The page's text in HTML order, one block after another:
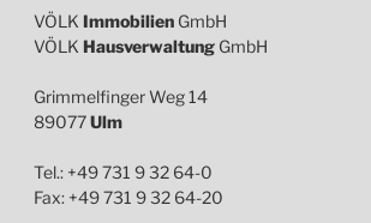
VÖLK Immobilien GmbH
VÖLK Hausverwaltung GmbH
Grimmelfinger Weg 14
89077Ulm
Tel.: +49 731 9 32 64-0
Fax: +49 731 9 32 64-20